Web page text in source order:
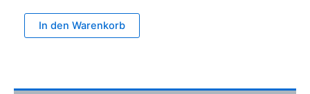
In den Warenkorb